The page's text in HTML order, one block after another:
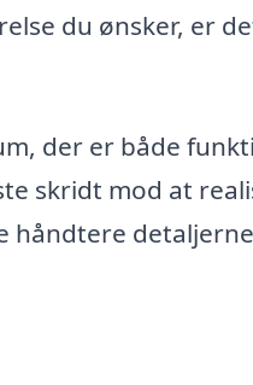
du ønsker, er
der er både
skridt mod at
håndtere